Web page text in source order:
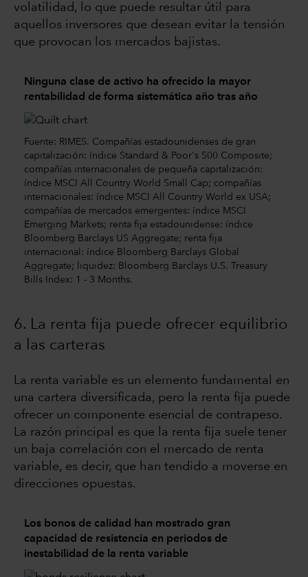
volatilidad, lo que puede resultar útil para
aquellos inversores que desean evitar la tensión
que provocan los mercados bajistas.
Ninguna clase de activo ha ofrecido la mayor
rentabilidad de forma sistemática año tras año
Fuente: RIMES. Compañías estadounidenses de gran
capitalización: índice Standard & Poor's 500 Composite;
compañías internacionales de pequeña capitalización:
índice MSCI All Country World Small Cap; compañías
internacionales: índice MSCI All Country World ex USA;
compañías de mercados emergentes: índice MSCI
Emerging Markets; renta fija estadounidense: índice
Bloomberg Barclays US Aggregate; renta fija
internacional: índice Bloomberg Barclays Global
Aggregate; liquidez: Bloomberg Barclays U.S. Treasury
Bills Index: 1 - 3 Months.
6. La renta fija puede ofrecer equilibrio
a las carteras
La renta variable es un elemento fundamental en
una cartera diversificada, pero la renta fija puede
ofrecer un componente esencial de contrapeso.
La razón principal es que la renta fija suele tener
un baja correlación con el mercado de renta
variable, es decir, que han tendido a moverse en
direcciones opuestas.
Los bonos de calidad han mostrado gran
capacidad de resistencia en periodos de
inestabilidad de la renta variable